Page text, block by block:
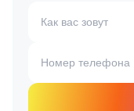
Как вас зовут
Номер телефона